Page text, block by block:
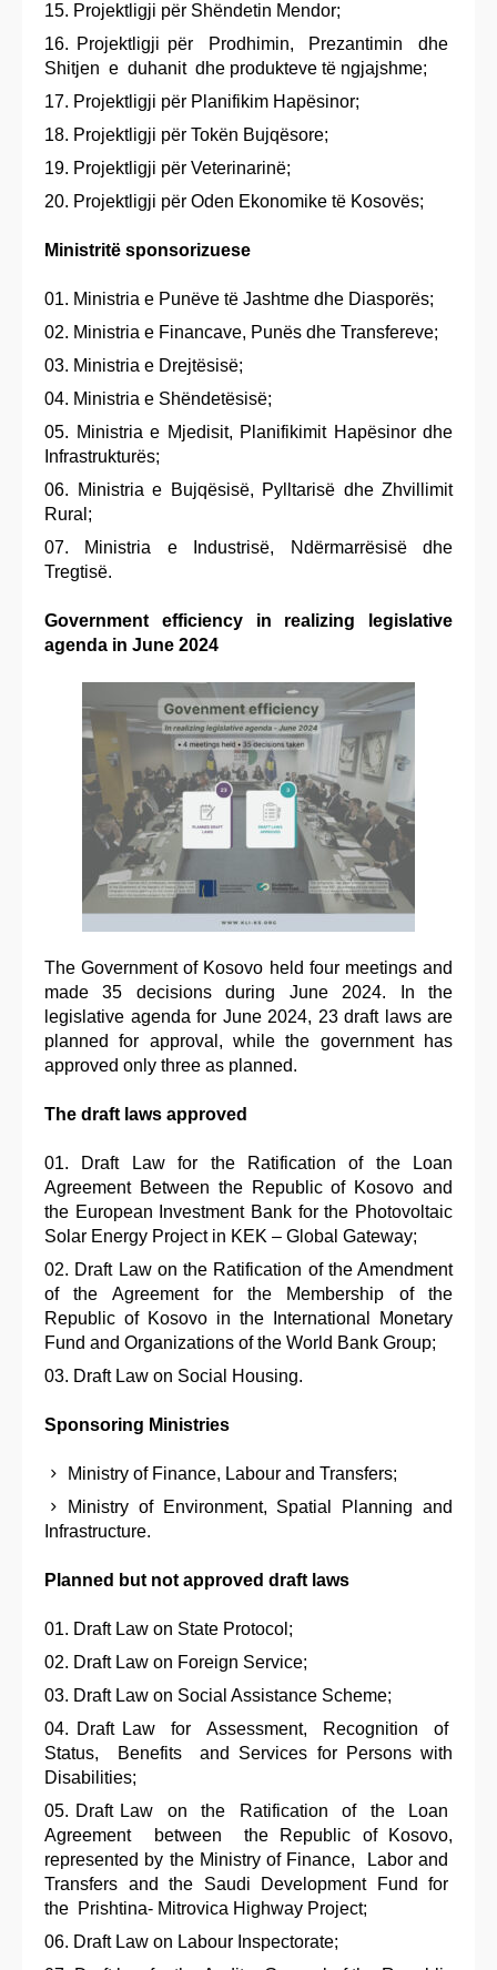
Projektligji për Shëndetin Mendor;
Projektligji për Prodhimin, Prezantimin dhe
Shitjen e duhanit dhe produkteve të ngjajshme;
Projektligji për Planifikim Hapësinor;
Projektligji për Tokën Bujqësore;
Projektligji për Veterinarinë;
Projektligji për Oden Ekonomike të Kosovës;
Ministritë sponsorizuese
Ministria e Punëve të Jashtme dhe Diasporës;
Ministria e Financave, Punës dhe Transfereve;
Ministria e Drejtësisë;
Ministria e Shëndetësisë;
Ministria e Mjedisit, Planifikimit Hapësinor dhe
Infrastrukturës;
Ministria e Bujqësisë, Pylltarisë dhe Zhvillimit
Rural;
Ministria e Industrisë, Ndërmarrësisë dhe
Tregtisë.
Government efficiency in realizing legislative
agenda in June 2024
The Government of Kosovo held four meetings and
made 35 decisions during June 2024. In the
legislative agenda for June 2024, 23 draft laws are
planned for approval, while the government has
approved only three as planned.
The draft laws approved
Draft Law for the Ratification of the Loan
Agreement Between the Republic of Kosovo and
the European Investment Bank for the Photovoltaic
Solar Energy Project in KEK – Global Gateway;
Draft Law on the Ratification of the Amendment
of the Agreement for the Membership of the
Republic of Kosovo in the International Monetary
Fund and Organizations of the World Bank Group;
Draft Law on Social Housing.
Sponsoring Ministries
Ministry of Finance, Labour and Transfers;
Ministry of Environment, Spatial Planning and
Infrastructure.
Planned but not approved draft laws
Draft Law on State Protocol;
Draft Law on Foreign Service;
Draft Law on Social Assistance Scheme;
Draft Law for Assessment, Recognition of
Status, Benefits and Services for Persons with
Disabilities;
Draft Law on the Ratification of the Loan
Agreement between the Republic of Kosovo,
represented by the Ministry of Finance, Labor and
Transfers and the Saudi Development Fund for
the Prishtina- Mitrovica Highway Project;
Draft Law on Labour Inspectorate;